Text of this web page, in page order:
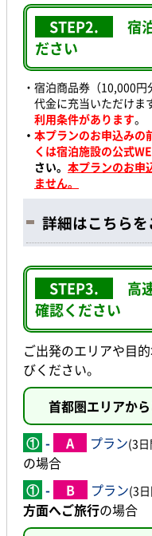
STEP2.
宿
ださい
・宿泊商品券（10,000
代金に充当いただけま
利用条件があります。
・ 本プランのお申込みの
くは宿泊施設の公式
さい。 本プランのお申
ません。
詳細はこちら
STEP3.
高
確認ください
ご出発のエリアや目
びください。
首都圏エリアか
① - A プラン(3
の場合
① - B プラン(3
方面へご旅行の場合